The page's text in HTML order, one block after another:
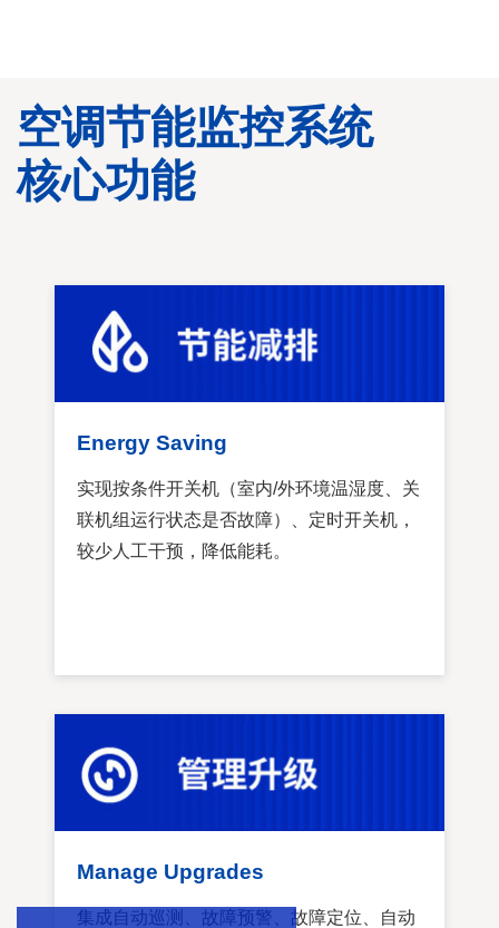
空调节能监控系统
核心功能
Energy Saving
实现按条件开关机（室内/外环境温湿度、关
联机组运行状态是否故障）、定时开关机，
较少人工干预，降低能耗。
Manage Upgrades
集成自动巡测、故障预警、故障定位、自动